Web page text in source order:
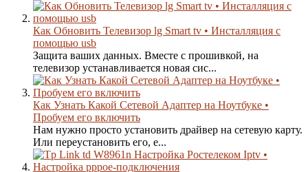
Как Обновить Телевизор lg Smart tv • Инсталляция с
помощью usb
Защита ваших данных. Вместе с прошивкой, на
телевизор устанавливается новая сис...
Как Узнать Какой Сетевой Адаптер на Ноутбуке •
Пробуем его включить
Нам нужно просто установить драйвер на сетевую карту.
Или переустановить его, е...